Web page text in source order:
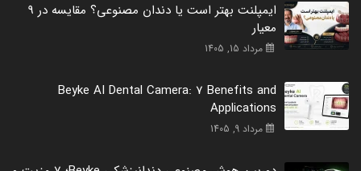
ایمپلنت بهتر است یا دندان مصنوعی؟ مقایسه در 9
معیار
مرداد 15, 1405
Beyke AI Dental Camera: 7 Benefits and
Applications
مرداد 9, 1405